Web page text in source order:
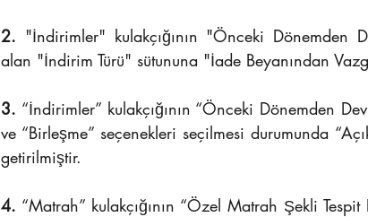
2. "İndirimler" kulakçığının "Önceki Dönemden
alan "İndirim Türü" sütununa "İade Beyanından
3. “İndirimler” kulakçığının “Önceki Dönemden
ve “Birleşme” seçenekleri seçilmesi durumunda
getirilmiştir.
4. “Matrah” kulakçığının “Özel Matrah Şekli